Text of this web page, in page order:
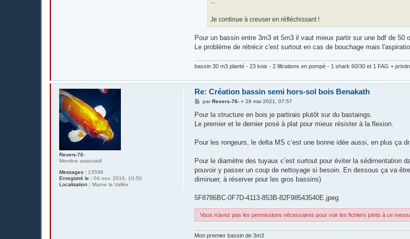
Je continue à creuser en réfléchissant !
Pour un bassin entre 3m3 et 5m3 il vaut mieux partir sur une bdf de 50
Le problème de rétrécir c'est surtout en cas de bouchage mais
bassin 30 m3 planté - 23 kois - 2 filtrations en pompé - 1 shark 60/30 et 1 FAG +
Revers-76-
Membre associatif
Messages : 13598
Enregistré le : 04 nov. 2016, 10:50
Localisation : Marne la Vallée
Re: Création bassin semi hors-sol bois Benakath
M
s
a
parRevers-76- »29 mai 2021, 07:57
Pour la structure en bois je partirais plutôt sur du bastaings.
Le premier et le dernier posé à plat pour mieux résister à la flexion.
Pour les rongeurs, le delta MS c’est une bonne idée aussi, en plus ça
Pour le diamètre des tuyaux c’est surtout pour éviter la sédimentation
pouvoir y passer un coup de nettoyage si besoin. En dessous ça va
diminuer, à réserver pour les gros bassins)
5F8786BC-0F7D-4113-853B-82F98543540E.jpeg
Vous n’avez pas les permissions nécessaires pour voir les fichiers joints à ce
Mon premier bassin de 3m3